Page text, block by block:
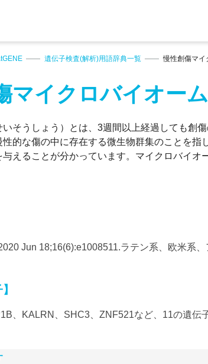
遺伝子検査(解析)用語辞典一覧 慢性創傷マイ
マイクロバイオーム
そうしょう）とは、3週間以上経過しても創
的な傷の中に存在する微生物群集のことを
与えることが分かっています。マイクロバイ
Jun 18;16(6):e1008511.ラテン系、欧米系、
、KALRN、SHC3、ZNF521など、11の遺伝